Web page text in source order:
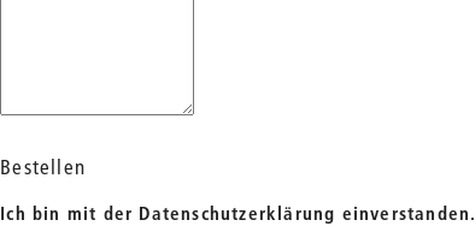
Bestellen
Ich bin mit der Datenschutzerklärung einverstanden.